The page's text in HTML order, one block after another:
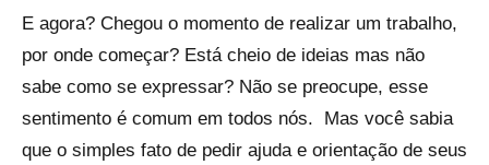
E agora? Chegou o momento de realizar um trabalho,
por onde começar? Está cheio de ideias mas não
sabe como se expressar? Não se preocupe, esse
sentimento é comum em todos nós. Mas você sabia
que o simples fato de pedir ajuda e orientação de seus